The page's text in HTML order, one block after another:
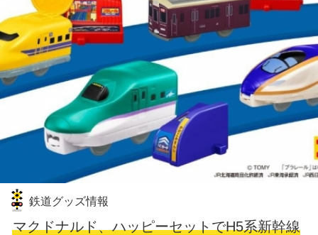
鉄道グッズ情報
マクドナルド、ハッピーセットでH5系新幹線